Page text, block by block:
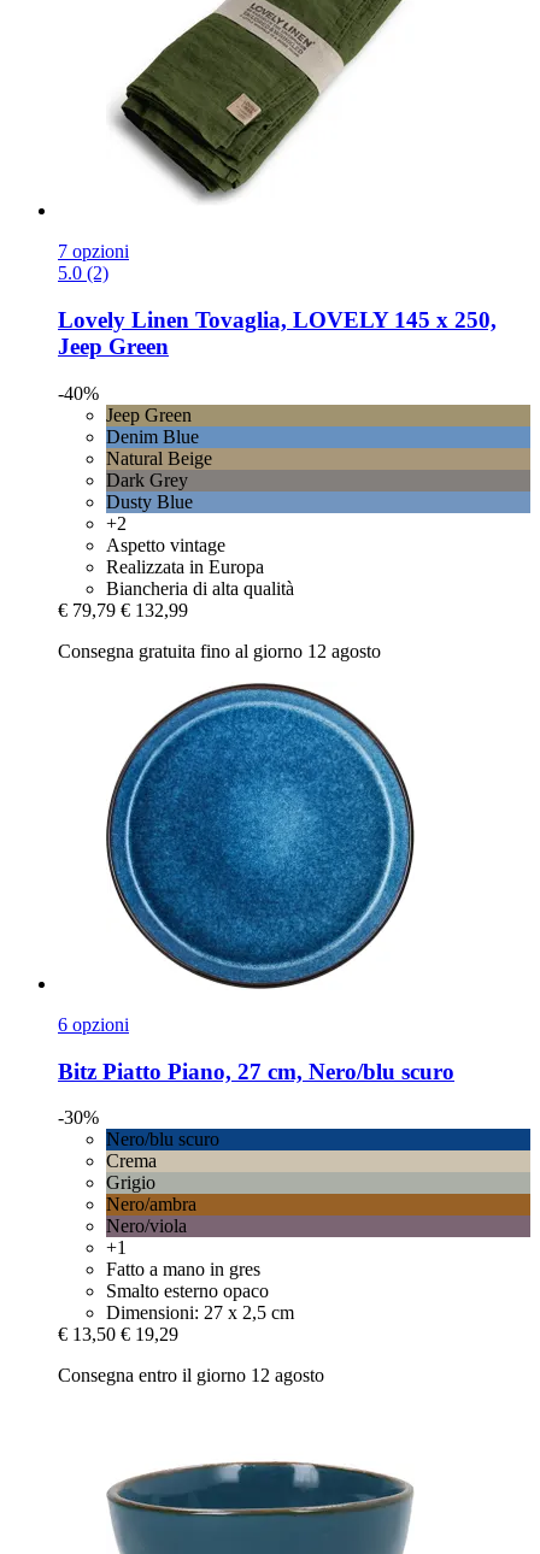
7 opzioni
5.0 (2)
Lovely Linen Tovaglia, LOVELY 145 x 250,
Jeep Green
-40%
Jeep Green
Denim Blue
Natural Beige
Dark Grey
Dusty Blue
+2
Aspetto vintage
Realizzata in Europa
Biancheria di alta qualità
€ 79,79 € 132,99
Consegna gratuita fino al giorno 12 agosto
6 opzioni
Bitz Piatto Piano, 27 cm, Nero/blu scuro
-30%
Nero/blu scuro
Crema
Grigio
Nero/ambra
Nero/viola
+1
Fatto a mano in gres
Smalto esterno opaco
Dimensioni: 27 x 2,5 cm
€ 13,50 € 19,29
Consegna entro il giorno 12 agosto